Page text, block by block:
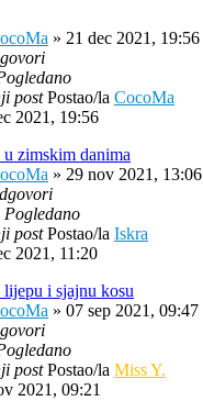
» 21 dec 2021, 19:56
postPostao/la CocoMa
2021, 19:56
zimskim danima
» 29 nov 2021, 13:06
Pogledano
postPostao/la Iskra
2021, 11:20
i sjajnu kosu
» 07 sep 2021, 09:47
postPostao/la Miss Y.
2021, 09:21